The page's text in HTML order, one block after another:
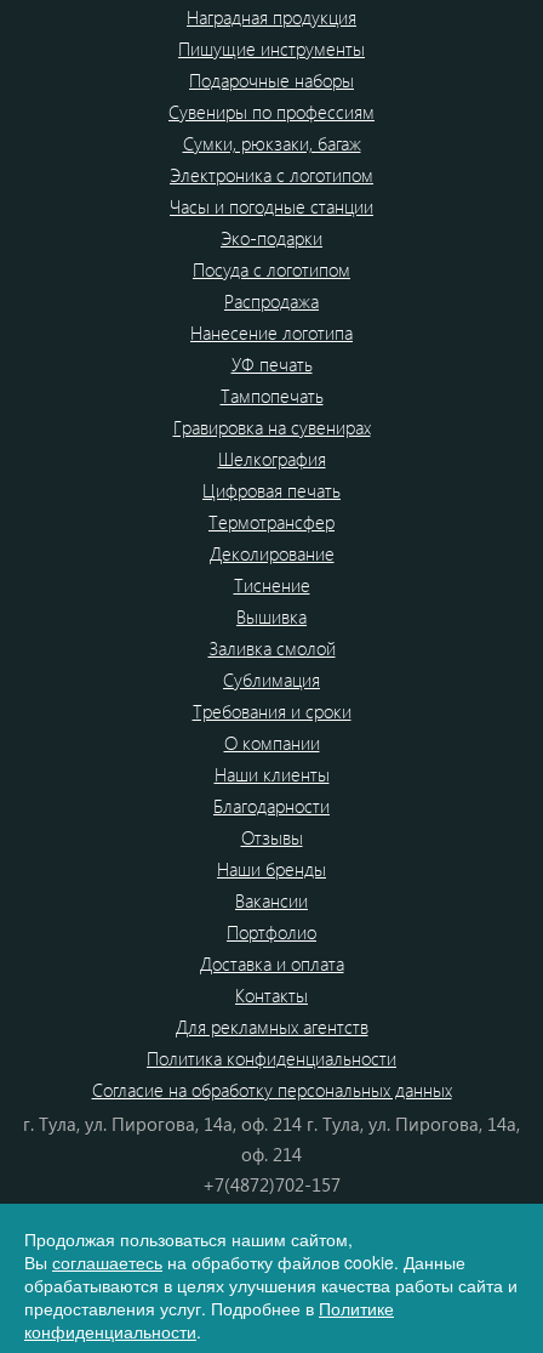
Наградная продукция
Пишущие инструменты
Подарочные наборы
Сувениры по профессиям
Сумки, рюкзаки, багаж
Электроника с логотипом
Часы и погодные станции
Эко-подарки
Посуда с логотипом
Распродажа
Нанесение логотипа
УФ печать
Тампопечать
Гравировка на сувенирах
Шелкография
Цифровая печать
Термотрансфер
Деколирование
Тиснение
Вышивка
Заливка смолой
Сублимация
Требования и сроки
О компании
Наши клиенты
Благодарности
Отзывы
Наши бренды
Вакансии
Портфолио
Доставка и оплата
Контакты
Для рекламных агентств
Политика конфиденциальности
Согласие на обработку персональных данных
г. Тула, ул. Пирогова, 14а, оф. 214 г. Тула, ул. Пирогова, 14а,
оф. 214
+7(4872)702-157
8(800) 555-80-87
e-mail:info@dono.su
Продолжая пользоваться нашим сайтом,
Вы соглашаетесь на обработку файлов cookie. Данные
обрабатываются в целях улучшения качества работы сайта и
предоставления услуг. Подробнее в Политике
конфиденциальности.